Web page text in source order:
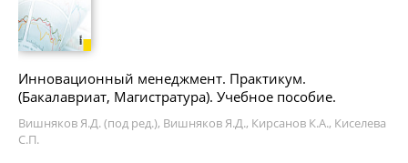
Инновационный менеджмент. Практикум.
(Бакалавриат, Магистратура). Учебное пособие.
Вишняков Я.Д. (под ред.), Вишняков Я.Д., Кирсанов К.А., Киселева
С.П.